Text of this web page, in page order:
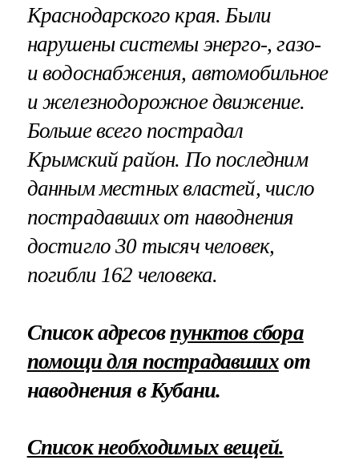
Краснодарского края. Были
нарушены системы энерго-, газо-
и водоснабжения, автомобильное
и железнодорожное движение.
Больше всего пострадал
Крымский район. По последним
данным местных властей, число
пострадавших от наводнения
достигло 30 тысяч человек,
погибли 162 человека.
Список адресовпунктов сбора
помощи для пострадавшихот
наводнения в Кубани.
Список необходимых вещей.